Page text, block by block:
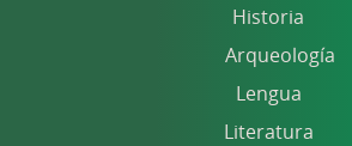
Historia
Arqueología
Lengua
Literatura